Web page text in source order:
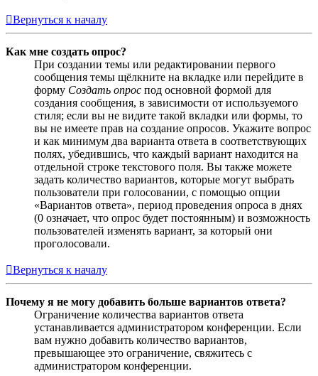
Вернуться к началу
Как мне создать опрос?
При создании темы или редактировании первого
сообщения темы щёлкните на вкладке или перейдите в
форму Создать опрос под основной формой для
создания сообщения, в зависимости от используемого
стиля; если вы не видите такой вкладки или формы, то
вы не имеете прав на создание опросов. Укажите вопрос
и как минимум два варианта ответа в соответствующих
полях, убедившись, что каждый вариант находится на
отдельной строке текстового поля. Вы также можете
задать количество вариантов, которые могут выбрать
пользователи при голосовании, с помощью опции
«Вариантов ответа», период проведения опроса в днях
(0 означает, что опрос будет постоянным) и возможность
пользователей изменять вариант, за который они
проголосовали.
Вернуться к началу
Почему я не могу добавить больше вариантов ответа?
Ограничение количества вариантов ответа
устанавливается администратором конференции. Если
вам нужно добавить количество вариантов,
превышающее это ограничение, свяжитесь с
администратором конференции.